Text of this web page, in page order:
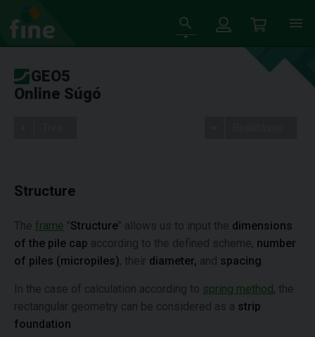
GEO5
Online Súgó
Structure
The frame "Structure" allows us to input the dimensions
of the pile cap according to the defined scheme, number
of piles (micropiles), their diameter, and spacing
In the case of calculation according to spring method, the
rectangular geometry can be considered as a strip
foundation